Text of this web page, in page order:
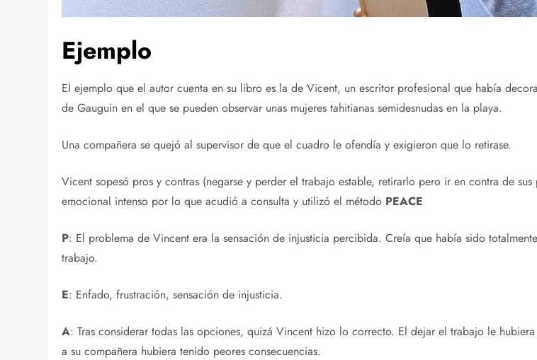
Ejemplo
El ejemplo que el autor cuenta en su libro es la de Vicent, un escritor profesional que había
de Gauguin en el que se pueden observar unas mujeres tahitianas semidesnudas en la playa.
Una compañera se quejó al supervisor de que el cuadro le ofendía y exigieron que lo retirase.
Vicent sopesó pros y contras (negarse y perder el trabajo estable, retirarlo pero ir en contra de
emocional intenso por lo que acudió a consulta y utilizó el método PEACE
P: El problema de Vincent era la sensación de injusticia percibida. Creía que había sido
trabajo.
E: Enfado, frustración, sensación de injusticia.
A: Tras considerar todas las opciones, quizá Vincent hizo lo correcto. El dejar el trabajo le
a su compañera hubiera tenido peores consecuencias.